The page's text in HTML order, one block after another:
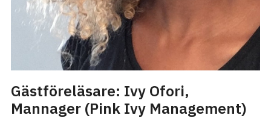
Gästföreläsare: Ivy Ofori,
Mannager (Pink Ivy Management)